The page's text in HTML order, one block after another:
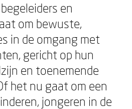
en
om bewuste,
in de omgang met
gericht op hun
en toenemende
het nu gaat om een
jongeren in de